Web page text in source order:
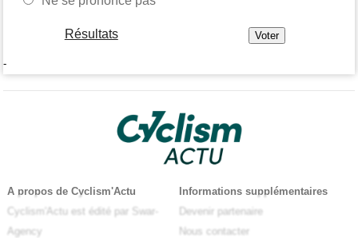
Résultats
-
A propos de Cyclism'Actu
Cyclism'Actu est édité par Swar-
Agency
Informations supplémentaires
Devenir partenaire
Nous contacter